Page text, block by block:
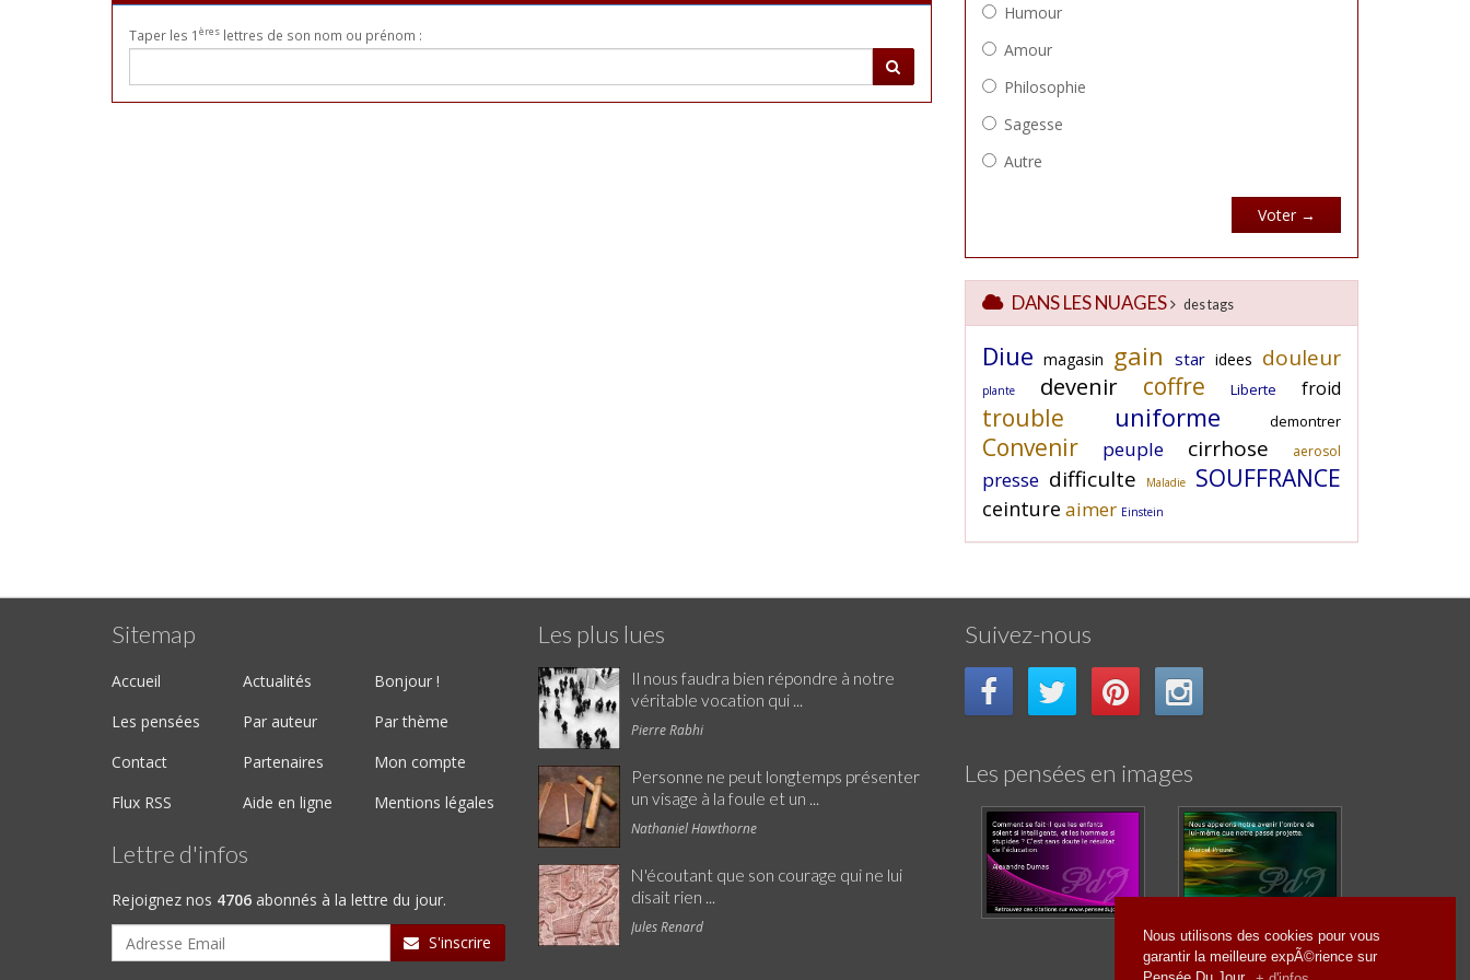
Nous utilisons des cookies pour vous
garantir la meilleure expÃ©rience sur
Taper les 1 ères lettres de son nom ou prénom :
DANS LES NUAGES des tags
Diue magasin gain star idees douleur
plante devenir coffre Liberte froid
trouble uniforme demontrer
Convenir peuple cirrhose aerosol
presse difficulte Maladie SOUFFRANCE
ceinture aimer Einstein
Sitemap
Accueil Actualités
Bonjour !
Les pensées
Par auteur
Par thème
Contact
Partenaires
Mon compte
Flux RSS
Aide en ligne Mentions légales
Lettre d'infos
Rejoignez nos 4706 abonnés à la lettre du jour.
S'inscrire
Les plus lues
Il nous faudra bien répondre à notre
véritable vocation qui ...
Pierre Rabhi
Personne ne peut longtemps présenter
un visage à la foule et un ...
Nathaniel Hawthorne
N'écoutant que son courage qui ne lui
disait rien ...
Jules Renard
Suivez-nous
Les pensées en images